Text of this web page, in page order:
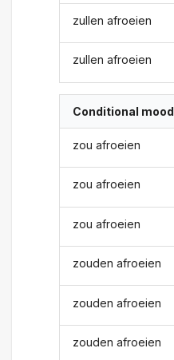
zullen afroeien
zullen afroeien
Conditional mood
zou afroeien
zou afroeien
zou afroeien
zouden afroeien
zouden afroeien
zouden afroeien